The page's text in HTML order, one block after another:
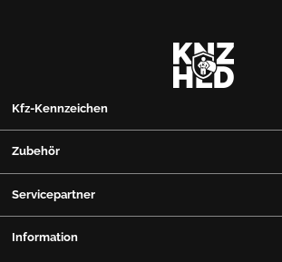
Kfz-Kennzeichen
Zubehör
Servicepartner
Information